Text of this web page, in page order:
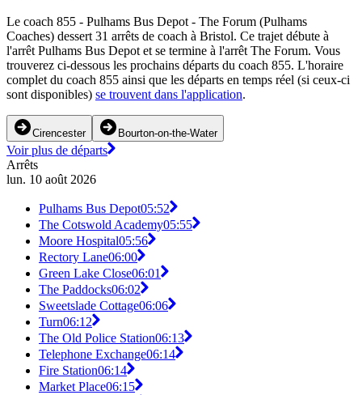
Le coach 855 - Pulhams Bus Depot - The Forum (Pulhams
Coaches) dessert 31 arrêts de coach à Bristol. Ce trajet débute à
l'arrêt Pulhams Bus Depot et se termine à l'arrêt The Forum. Vous
trouverez ci-dessous les prochains départs du coach 855. L'horaire
complet du coach 855 ainsi que les départs en temps réel (si ceux-ci
sont disponibles) se trouvent dans l'application.
Cirencester Bourton-on-the-Water
Voir plus de départs
Arrêts
lun. 10 août 2026
Pulhams Bus Depot05:52
The Cotswold Academy05:55
Moore Hospital05:56
Rectory Lane06:00
Green Lake Close06:01
The Paddocks06:02
Sweetslade Cottage06:06
Turn06:12
The Old Police Station06:13
Telephone Exchange06:14
Fire Station06:14
Market Place06:15